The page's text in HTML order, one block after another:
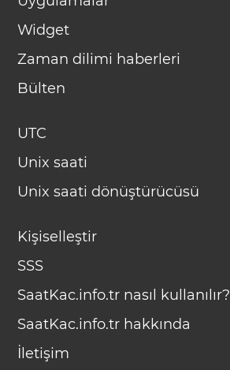
Widget
Zaman dilimi haberleri
Bülten
UTC
Unix saati
Unix saati dönüştürücüsü
Kişiselleştir
SSS
SaatKac.info.tr nasıl kullanılır?
SaatKac.info.tr hakkında
İletişim